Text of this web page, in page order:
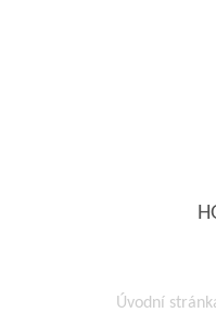
Úvodní